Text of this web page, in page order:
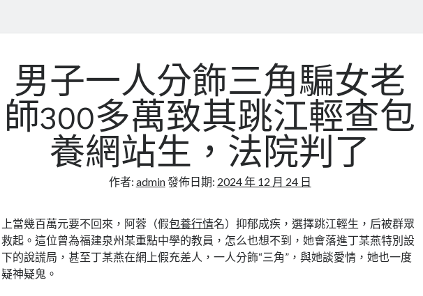
男子一人分飾三角騙女老
師300多萬致其跳江輕查包
養網站生，法院判了
作者: admin發佈日期: 2024 年 12 月 24 日
上當幾百萬元要不回來，阿蓉（假包養行情名）抑郁成疾，選擇跳江輕生，后被群眾
救起。這位曾為福建泉州某重點中學的教員，怎么也想不到，她會落進丁某燕特別設
下的說謊局，甚至丁某燕在網上假充差人，一人分飾“三角”，與她談愛情，她也一度
疑神疑鬼。